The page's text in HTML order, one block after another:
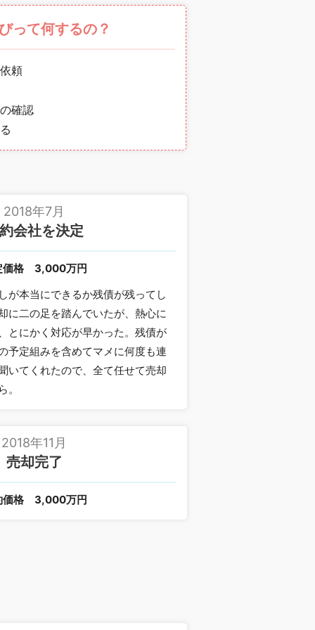
って何するの？
頼
確認
2018年7月
会社を決定
価格
3,000万円
が本当にできるか残債が残ってし
に二の足を踏んでいたが、熱心に
とにかく対応が早かった。残債が
予定組みを含めてマメに何度も連
いてくれたので、全て任せて売却
2018年11月
売却完了
価格 3,000万円